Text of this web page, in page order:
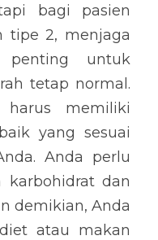
bagi pasien
tipe 2, menjaga
untuk
tetap normal.
memiliki
yang sesuai
Anda perlu
karbohidrat dan
demikian, Anda
atau makan